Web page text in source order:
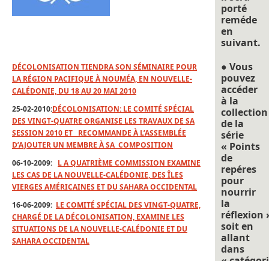
DÉCOLONISATION TIENDRA SON SÉMINAIRE POUR
LA RÉGION PACIFIQUE À NOUMÉA, EN NOUVELLE-
CALÉDONIE, DU 18 AU 20 MAI 2010
25-02-2010:DÉCOLONISATION: LE COMITÉ SPÉCIAL
DES VINGT-QUATRE ORGANISE LES TRAVAUX DE SA
SESSION 2010 ET RECOMMANDE À L’ASSEMBLÉE
D’AJOUTER UN MEMBRE À SA COMPOSITION
06-10-2009: L A QUATRIÈME COMMISSION EXAMINE
LES CAS DE LA NOUVELLE-CALÉDONIE, DES ÎLES
VIERGES AMÉRICAINES ET DU SAHARA OCCIDENTAL
16-06-2009: LE COMITÉ SPÉCIAL DES VINGT-QUATRE,
CHARGÉ DE LA DÉCOLONISATION, EXAMINE LES
SITUATIONS DE LA NOUVELLE-CALÉDONIE ET DU
SAHARA OCCIDENTAL
porté
reméde
en
suivant.
● Vous
pouvez
accéder
à la
collection
de la
série
« Points
de
repéres
pour
nourrir
la
réflexion
soit en
allant
dans